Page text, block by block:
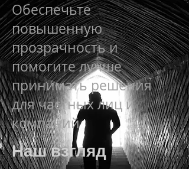
Обеспечьте
повышенную
прозрачность и
помогите лучше
принимать решения
для частных лиц и
компаний
Наш взгляд